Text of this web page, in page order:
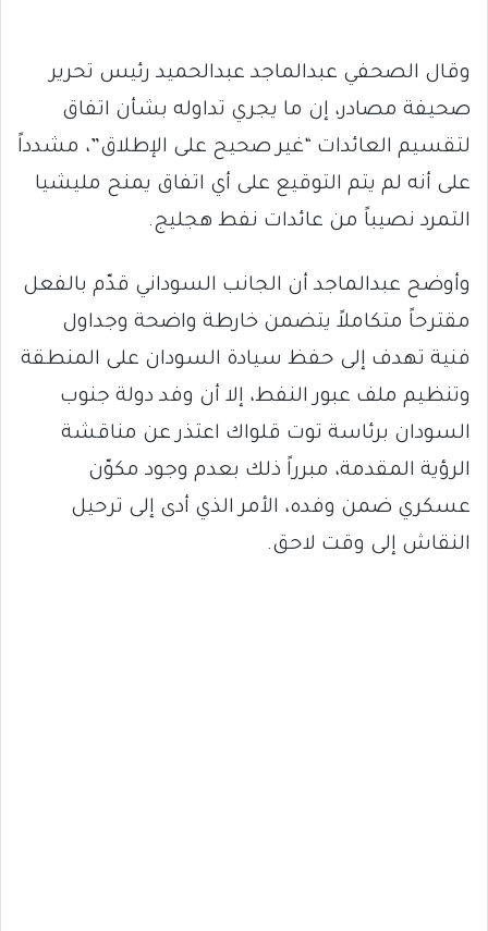
وقال الصحفي عبدالماجد عبدالحميد رئيس تحرير
صحيفة مصادر، إن ما يجري تداوله بشأن اتفاق
لتقسيم العائدات “غير صحيح على الإطلاق”، مشدداً
على أنه لم يتم التوقيع على أي اتفاق يمنح مليشيا
التمرد نصيباً من عائدات نفط هجليج.
وأوضح عبدالماجد أن الجانب السوداني قدّم بالفعل
مقترحاً متكاملاً يتضمن خارطة واضحة وجداول
فنية تهدف إلى حفظ سيادة السودان على المنطقة
وتنظيم ملف عبور النفط، إلا أن وفد دولة جنوب
السودان برئاسة توت قلواك اعتذر عن مناقشة
الرؤية المقدمة، مبرراً ذلك بعدم وجود مكوّن
عسكري ضمن وفده، الأمر الذي أدى إلى ترحيل
النقاش إلى وقت لاحق.